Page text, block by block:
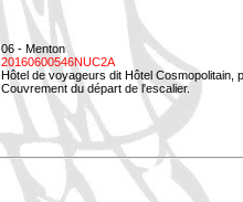
06 - Menton
20160600546NUC2A
Hôtel de voyageurs dit Hôtel Cosmopolitain,
Couvrement du départ de l'escalier.